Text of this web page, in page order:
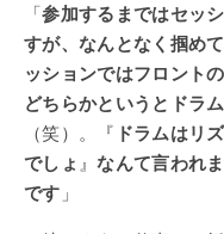
「参加するまではセッ
すが、なんとなく掴め
ッションではフロント
どちらかというとドラ
（笑）。『 ドラムはリ
でしょ 』なんて言われ
です 」